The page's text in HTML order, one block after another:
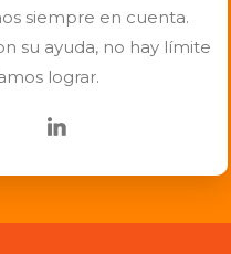
siempre en cuenta.
su ayuda, no hay límite
lograr.